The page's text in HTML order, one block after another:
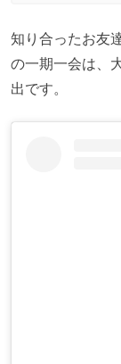
知り合ったお友
の一期一会は、
出です。